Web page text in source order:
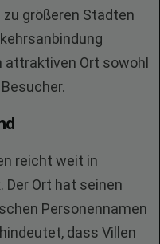
zu größeren Städten
Ort sowohl
reicht weit in
Ort hat seinen
Personennamen
dass Villen